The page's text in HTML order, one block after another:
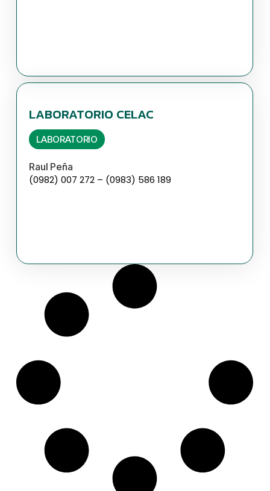
LABORATORIO CELAC
LABORATORIO
Raul Peña
(0982) 007 272 – (0983) 586 189